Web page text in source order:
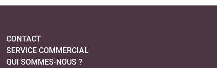
CONTACT
SERVICE COMMERCIAL
QUI SOMMES-NOUS ?